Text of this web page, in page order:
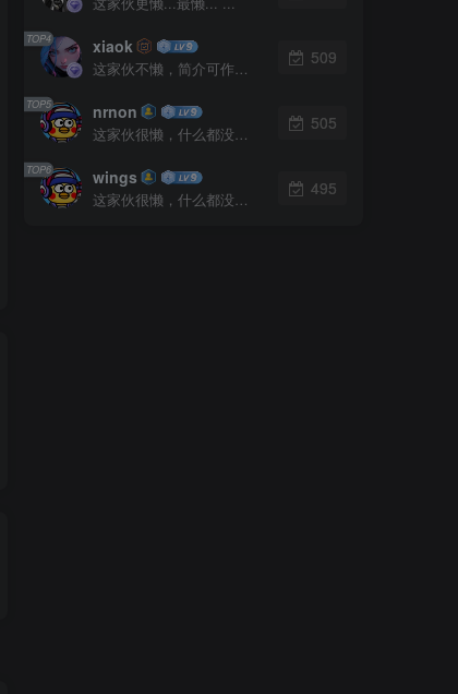
TOP4 xiaok
这家伙不懒，简介可作证！
509
TOP5 nrnon
这家伙很懒，什么都没有写...
505
TOP6 wings
这家伙很懒，什么都没有写...
495